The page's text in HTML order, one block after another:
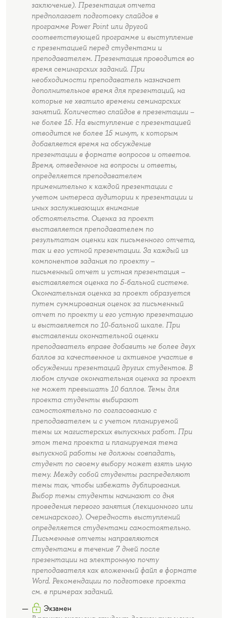
заключение). Презентация отчета
предполагает подготовку слайдов в
программе Power Point или другой
соответствующей программе и выступление
с презентацией перед студентами и
преподавателем. Презентация проводится во
время семинарских заданий. При
необходимости преподаватель назначает
дополнительное время для презентаций, на
которые не хватило времени семинарских
занятий. Количество слайдов в презентации –
не более 15. На выступление с презентацией
отводится не более 15 минут, к которым
добавляется время на обсуждение
презентации в формате вопросов и ответов.
Время, отведенное на вопросы и ответы,
определяется преподавателем
применительно к каждой презентации с
учетом интереса аудитории к презентации и
иных заслуживающих внимание
обстоятельств. Оценка за проект
выставляется преподавателем по
результатам оценки как письменного отчета,
так и его устной презентации. За каждый из
компонентов задания по проекту –
письменный отчет и устная презентация –
выставляется оценка по 5-бальной системе.
Окончательная оценка за проект образуется
путем суммирования оценок за письменный
отчет по проекту и его устную презентацию
и выставляется по 10-бальной шкале. При
выставлении окончательной оценки
преподаватель вправе добавить не более двух
баллов за качественное и активное участие в
обсуждении презентаций других студентов. В
любом случае окончательная оценка за проект
не может превышать 10 баллов. Темы для
проекта студенты выбирают
самостоятельно по согласованию с
преподавателем и с учетом планируемой
темы их магистерских выпускных работ. При
этом тема проекта и планируемая тема
выпускной работы не должны совпадать,
студент по своему выбору может взять иную
тему. Между собой студенты распределяют
темы так, чтобы избежать дублирования.
Выбор темы студенты начинают со дня
проведения первого занятия (лекционного или
семинарского). Очередность выступлений
определяется студентами самостоятельно.
Письменные отчеты направляются
студентами в течение 7 дней после
презентации на электронную почту
преподавателя как вложенный файл в формате
Word. Рекомендации по подготовке проекта
см. в примерах заданий.
Экзамен